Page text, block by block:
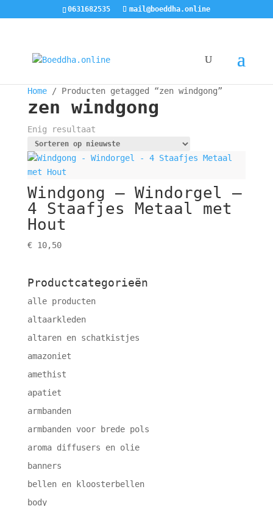
0631682535 mail@boeddha.online
Home/ Producten getagged “zen windgong”
zen windgong
Enig resultaat
Windgong – Windorgel –
4 Staafjes Metaal met
Hout
€10,50
Productcategorieën
alle producten
altaarkleden
altaren en schatkistjes
amazoniet
amethist
apatiet
armbanden
armbanden voor brede pols
aroma diffusers en olie
banners
bellen en kloosterbellen
body